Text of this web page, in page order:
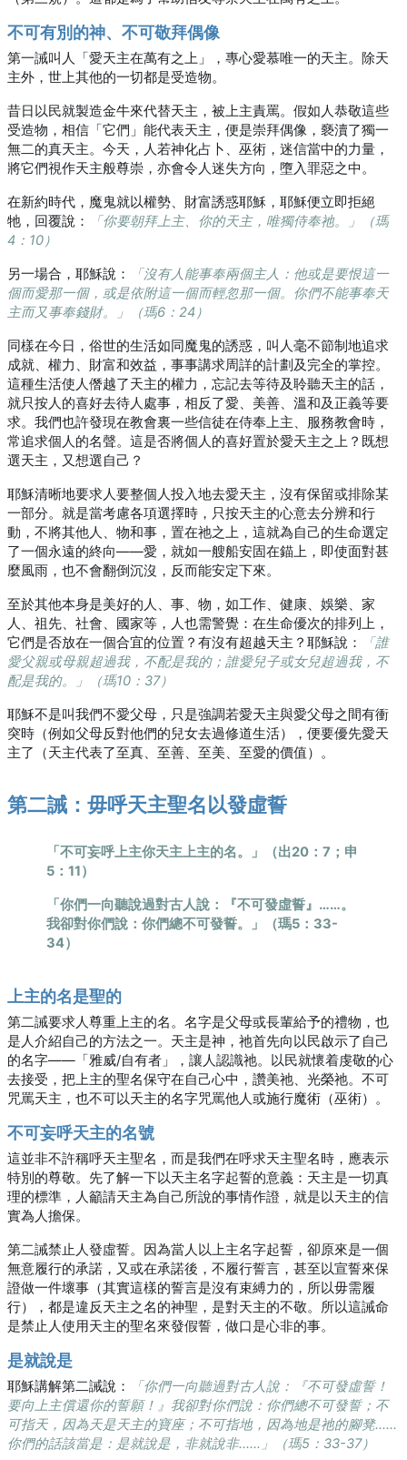
不可有別的神、不可敬拜偶像
第一誡叫人「愛天主在萬有之上」，專心愛慕唯一的天主。除天
主外，世上其他的一切都是受造物。
昔日以民就製造金牛來代替天主，被上主責罵。假如人恭敬這些
受造物，相信「它們」能代表天主，便是崇拜偶像，褻瀆了獨一
無二的真天主。今天，人若神化占卜、巫術，迷信當中的力量，
將它們視作天主般尊崇，亦會令人迷失方向，墮入罪惡之中。
在新約時代，魔鬼就以權勢、財富誘惑耶穌，耶穌便立即拒絕
牠，回覆說：
「你要朝拜上主、你的天主，唯獨侍奉祂。」（瑪
4：10）
另一場合，耶穌說：
「沒有人能事奉兩個主人：他或是要恨這一
個而愛那一個，或是依附這一個而輕忽那一個。你們不能事奉天
主而又事奉錢財。」（瑪6：24）
同樣在今日，俗世的生活如同魔鬼的誘惑，叫人毫不節制地追求
成就、權力、財富和效益，事事講求周詳的計劃及完全的掌控。
這種生活使人僭越了天主的權力，忘記去等待及聆聽天主的話，
就只按人的喜好去待人處事，相反了愛、美善、溫和及正義等要
求。我們也許發現在教會裏一些信徒在侍奉上主、服務教會時，
常追求個人的名聲。這是否將個人的喜好置於愛天主之上？既想
選天主，又想選自己？
耶穌清晰地要求人要整個人投入地去愛天主，沒有保留或排除某
一部分。就是當考慮各項選擇時，只按天主的心意去分辨和行
動，不將其他人、物和事，置在祂之上，這就為自己的生命選定
了一個永遠的終向——愛，就如一艘船安固在錨上，即使面對甚
麼風雨，也不會翻倒沉沒，反而能安定下來。
至於其他本身是美好的人、事、物，如工作、健康、娛樂、家
人、祖先、社會、國家等，人也需警覺：在生命優次的排列上，
它們是否放在一個合宜的位置？有沒有超越天主？耶穌說：
「誰
愛父親或母親超過我，不配是我的；誰愛兒子或女兒超過我，不
配是我的。」（瑪10：37）
耶穌不是叫我們不愛父母，只是強調若愛天主與愛父母之間有衝
突時（例如父母反對他們的兒女去過修道生活），便要優先愛天
主了（天主代表了至真、至善、至美、至愛的價值）。
第二誡：毋呼天主聖名以發虛誓
「不可妄呼上主你天主上主的名。」（出20：7；申
5：11）
「你們一向聽說過對古人說：『不可發虛誓』……。
我卻對你們說：你們總不可發誓。」（瑪5：33-
34）
上主的名是聖的
第二誡要求人尊重上主的名。名字是父母或長輩給予的禮物，也
是人介紹自己的方法之一。天主是神，祂首先向以民啟示了自己
的名字——「雅威/自有者」，讓人認識祂。以民就懷着虔敬的心
去接受，把上主的聖名保守在自己心中，讚美祂、光榮祂。不可
咒罵天主，也不可以天主的名字咒罵他人或施行魔術（巫術）。
不可妄呼天主的名號
這並非不許稱呼天主聖名，而是我們在呼求天主聖名時，應表示
特別的尊敬。先了解一下以天主名字起誓的意義：天主是一切真
理的標準，人籲請天主為自己所說的事情作證，就是以天主的信
實為人擔保。
第二誡禁止人發虛誓。因為當人以上主名字起誓，卻原來是一個
無意履行的承諾，又或在承諾後，不履行誓言，甚至以宣誓來保
證做一件壞事（其實這樣的誓言是沒有束縛力的，所以毋需履
行），都是違反天主之名的神聖，是對天主的不敬。所以這誡命
是禁止人使用天主的聖名來發假誓，做口是心非的事。
是就說是
耶穌講解第二誡說：
「你們一向聽過對古人說：『不可發虛誓！
要向上主償還你的誓願！』我卻對你們說：你們總不可發誓；不
可指天，因為天是天主的寶座；不可指地，因為地是祂的腳凳……
你們的話該當是：是就說是，非就說非……」（瑪5：33-37）